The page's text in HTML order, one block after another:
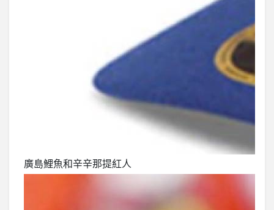
廣島鯉魚和辛辛那提紅人